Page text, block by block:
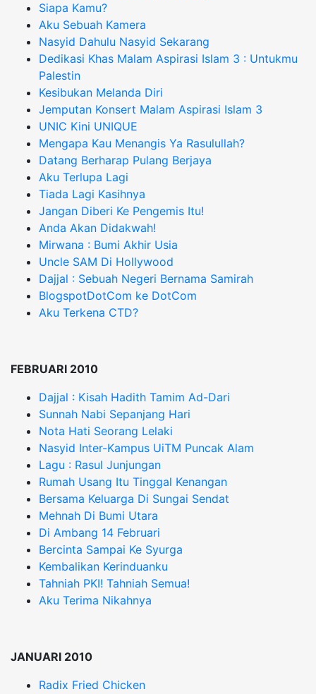
Siapa Kamu?
Aku Sebuah Kamera
Nasyid Dahulu Nasyid Sekarang
Dedikasi Khas Malam Aspirasi Islam 3 : Untukmu
Palestin
Kesibukan Melanda Diri
Jemputan Konsert Malam Aspirasi Islam 3
UNIC Kini UNIQUE
Mengapa Kau Menangis Ya Rasulullah?
Datang Berharap Pulang Berjaya
Aku Terlupa Lagi
Tiada Lagi Kasihnya
Jangan Diberi Ke Pengemis Itu!
Anda Akan Didakwah!
Mirwana : Bumi Akhir Usia
Uncle SAM Di Hollywood
Dajjal : Sebuah Negeri Bernama Samirah
BlogspotDotCom ke DotCom
Aku Terkena CTD?
FEBRUARI 2010
Dajjal : Kisah Hadith Tamim Ad-Dari
Sunnah Nabi Sepanjang Hari
Nota Hati Seorang Lelaki
Nasyid Inter-Kampus UiTM Puncak Alam
Lagu : Rasul Junjungan
Rumah Usang Itu Tinggal Kenangan
Bersama Keluarga Di Sungai Sendat
Mehnah Di Bumi Utara
Di Ambang 14 Februari
Bercinta Sampai Ke Syurga
Kembalikan Kerinduanku
Tahniah PKI! Tahniah Semua!
Aku Terima Nikahnya
JANUARI 2010
Radix Fried Chicken